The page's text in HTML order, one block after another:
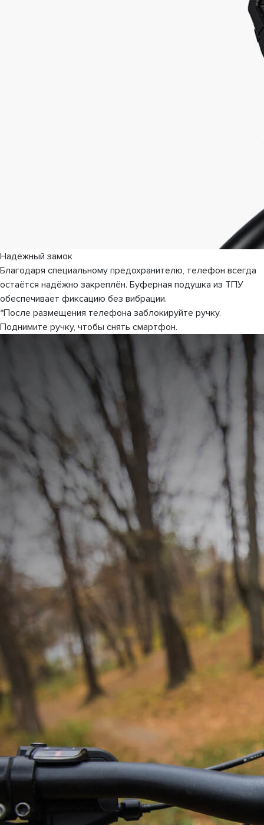
Надёжный замок
Благодаря специальному предохранителю, телефон всегда
остаётся надёжно закреплён. Буферная подушка из ТПУ
обеспечивает фиксацию без вибрации.
*После размещения телефона заблокируйте ручку.
Поднимите ручку, чтобы снять смартфон.